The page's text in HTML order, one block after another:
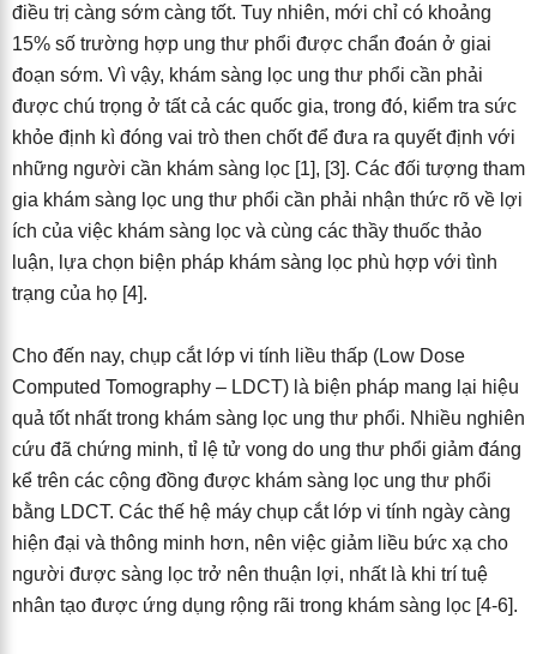
điều trị càng sớm càng tốt. Tuy nhiên, mới chỉ có khoảng
15% số trường hợp ung thư phổi được chẩn đoán ở giai
đoạn sớm. Vì vậy, khám sàng lọc ung thư phổi cần phải
được chú trọng ở tất cả các quốc gia, trong đó, kiểm tra sức
khỏe định kì đóng vai trò then chốt để đưa ra quyết định với
những người cần khám sàng lọc [1], [3]. Các đối tượng tham
gia khám sàng lọc ung thư phổi cần phải nhận thức rõ về lợi
ích của việc khám sàng lọc và cùng các thầy thuốc thảo
luận, lựa chọn biện pháp khám sàng lọc phù hợp với tình
trạng của họ [4].
Cho đến nay, chụp cắt lớp vi tính liều thấp (Low Dose
Computed Tomography – LDCT) là biện pháp mang lại hiệu
quả tốt nhất trong khám sàng lọc ung thư phổi. Nhiều nghiên
cứu đã chứng minh, tỉ lệ tử vong do ung thư phổi giảm đáng
kể trên các cộng đồng được khám sàng lọc ung thư phổi
bằng LDCT. Các thế hệ máy chụp cắt lớp vi tính ngày càng
hiện đại và thông minh hơn, nên việc giảm liều bức xạ cho
người được sàng lọc trở nên thuận lợi, nhất là khi trí tuệ
nhân tạo được ứng dụng rộng rãi trong khám sàng lọc [4-6].